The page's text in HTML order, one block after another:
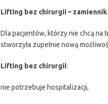
Lifting bez chirurgii –
Dla pacjentów, którzy nie chcą na
stworzyła zupełnie nową
Lifting bez chirurgii:
nie potrzebuje hospitalizacji,